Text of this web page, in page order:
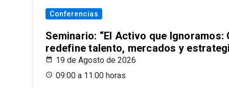
Conferencias
Seminario: “El Activo que
redefine talento, mercados y
19 de Agosto de 2026
09:00 a 11:00 horas